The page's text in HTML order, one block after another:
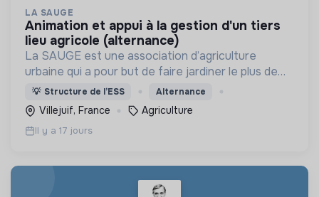
LA SAUGE
animation et appui à la gestion d'un tiers
lieu agricole (alternance)
La SAUGE est une association d’agriculture
urbaine qui a pour but de faire jardiner le plus de
monde possible 2h par semaine de manière
respectueuse du vivant.
💡 Structure de l’ESS Alternance
Villejuif, France Agriculture
Il y a 17 jours